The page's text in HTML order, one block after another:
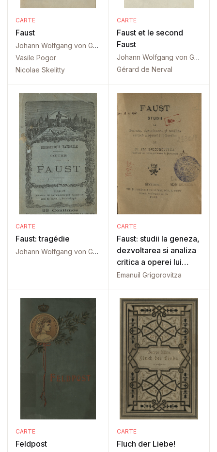
CARTE
Faust
Johann Wolfgang von Goethe
Vasile Pogor
Nicolae Skelitty
CARTE
Faust et le second
Faust
Johann Wolfgang von Goethe
Gérard de Nerval
CARTE
Faust: tragédie
Johann Wolfgang von Goethe
CARTE
Faust: studii la geneza,
dezvoltarea si analiza
critica a operei lui
Goethe
Emanuil Grigorovitza
CARTE
Feldpost
CARTE
Fluch der Liebe!